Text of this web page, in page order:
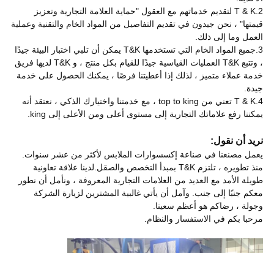
2.T & K لتقديم خدماتهم مع العقول "حماية العلامة التجارية وتعزيز
قيمتها" ، نحن جيدون في تقديم التفاصيل من المواد الخام والتقنية وعملية
العمل وما إلى ذلك.
3.جميع المواد الخام التي تستخدمها T&K يمكن أن تلبي اختبار البيئة جيدًا
، وتتبع T&K العمليات القياسية جيدًا للقيام بكل منتج ، و T&K لديها فريق
خدمة عملاء متميز ، لذلك إذا أعطيتنا فرصًا ، يمكنك الحصول على خدمة
جيدة.
4.T & K تعني من top to king ، مع خدمتنا واختيارك الذكي ، نعتقد أنه
يمكننا رفع علاماتك التجارية إلى مستوى أعلى ومن الأعلى إلى king.
نريد أن نقول:
يعمل مصنعنا في صناعة إكسسوارات الملابس لأكثر من عشر سنوات.
منذ تطويره ، تلتزم T&K بمبدأ التخصص والصقل.لدينا علاقة تعاونية
طويلة الأمد مع العديد من العلامات التجارية المعروفة ، ونأمل أن نطور
معكم جنبًا إلى جنب. وآمل أن يأتي غالبية المشترين لزيارة الشركة
وجولة ، رضاكم هو أعظم سعينا.
مرحبا بكم في الاستفسار والنظام.